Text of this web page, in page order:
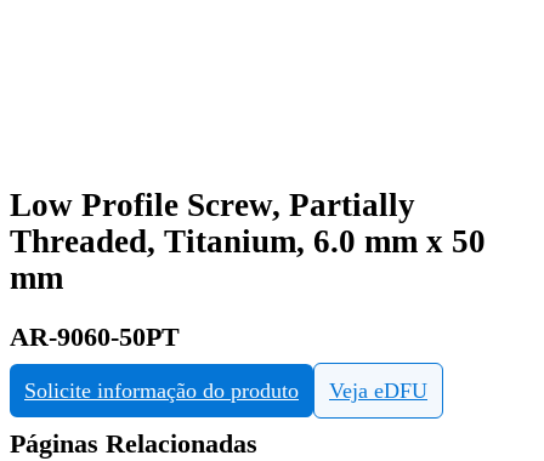
Low Profile Screw, Partially
Threaded, Titanium, 6.0 mm x 50
mm
AR-9060-50PT
Solicite informação do produto Veja eDFU
Páginas Relacionadas